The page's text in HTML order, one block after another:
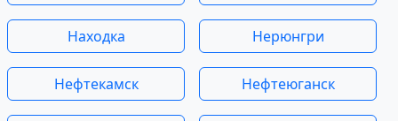
Находка Нерюнгри
Нефтекамск Нефтеюганск